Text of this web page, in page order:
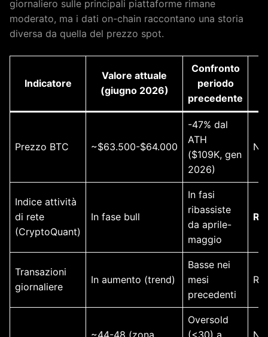
giornaliero sulle principali piattaforme rimane
moderato, ma i dati on-chain raccontano una storia
diversa da quella del prezzo spot.
Indicatore
Valore attuale
(giugno 2026)
Confronto
periodo
precedente
Prezzo BTC ~$63.500-$64.000
-47% dal
ATH
($109K, gen
2026)
Indice attività
di rete
(CryptoQuant)
In fase bull
In fasi
ribassiste
da aprile-
maggio
Transazioni
giornaliere
In aumento (trend)
Basse nei
mesi
precedenti
~44-48 (zona
Oversold
(<30) a